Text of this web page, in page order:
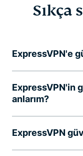
Sıkça
ExpressVPN'e
ExpressVPN'in
anlarım?
ExpressVPN